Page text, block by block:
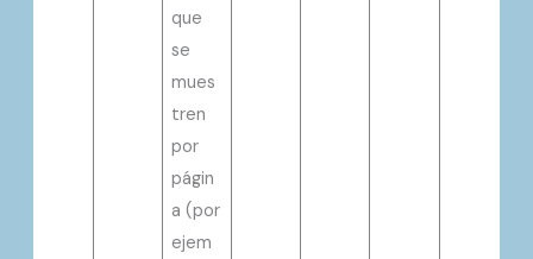
que
se
mues
tren
por
págin
a (por
ejem